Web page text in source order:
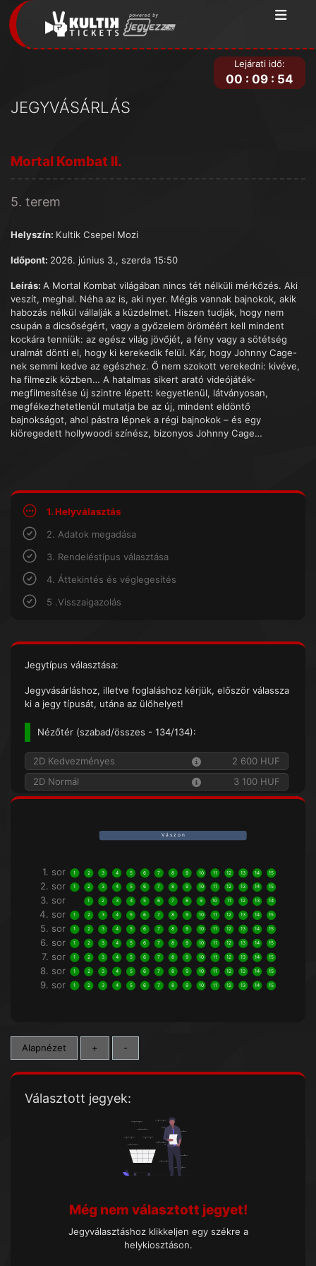
JEGYVÁSÁRLÁS
Lejárati idő:
00 : 09 : 54
Mortal Kombat II.
5. terem
Helyszín: Kultik Csepel Mozi
Időpont: 2026. június 3., szerda 15:50
Leírás: A Mortal Kombat világában nincs tét nélküli mérkőzés. Aki
veszít, meghal. Néha az is, aki nyer. Mégis vannak bajnokok, akik
habozás nélkül vállalják a küzdelmet. Hiszen tudják, hogy nem
csupán a dicsőségért, vagy a győzelem öröméért kell mindent
kockára tenniük: az egész világ jövőjét, a fény vagy a sötétség
uralmát dönti el, hogy ki kerekedik felül. Kár, hogy Johnny Cage-
nek semmi kedve az egészhez. Ő nem szokott verekedni: kivéve,
ha filmezik közben… A hatalmas sikert arató videójáték-
megfilmesítése új szintre lépett: kegyetlenül, látványosan,
megfékezhetetlenül mutatja be az új, mindent eldöntő
bajnokságot, ahol pástra lépnek a régi bajnokok – és egy
kiöregedett hollywoodi színész, bizonyos Johnny Cage…
1. Helyválasztás
2. Adatok megadása
3. Rendeléstípus választása
4. Áttekintés és véglegesítés
5 .Visszaigazolás
Jegytípus választása:
Jegyvásárláshoz, illetve foglaláshoz kérjük, először válassza
ki a jegy típusát, utána az ülőhelyet!
Nézőtér (szabad/összes - 134/134):
2D Kedvezményes
2 600 HUF
2D Normál
3 100 HUF
V á s z o n
1. sor 1 2 3 4 5 6 7 8 9 10 11 12 13 14 15
2. sor 1 2 3 4 5 6 7 8 9 10 11 12 13 14 15
3. sor 1 2 3 4 5 6 7 8 9 10 11 12 13 14
4. sor 1 2 3 4 5 6 7 8 9 10 11 12 13 14 15
5. sor 1 2 3 4 5 6 7 8 9 10 11 12 13 14 15
6. sor 1 2 3 4 5 6 7 8 9 10 11 12 13 14 15
7. sor 1 2 3 4 5 6 7 8 9 10 11 12 13 14 15
8. sor 1 2 3 4 5 6 7 8 9 10 11 12 13 14 15
9. sor 1 2 3 4 5 6 7 8 9 10 11 12 13 14 15
Alapnézet + -
Választott jegyek:
Még nem választott jegyet!
Jegyválasztáshoz klikkeljen egy székre a
helykiosztáson.